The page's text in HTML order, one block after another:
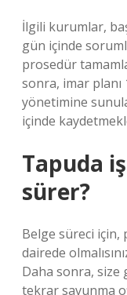
İlgili kurumlar,
gün içinde
prosedür
sonra, imar planı
yönetimine
içinde
Tapuda
sürer?
Belge süreci için,
dairede
Daha sonra, size
tekrar savunma